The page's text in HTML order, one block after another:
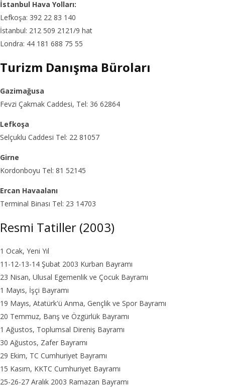
İstanbul Hava Yolları:
Lefkoşa: 392 22 83 140
İstanbul: 212 509 2121/9 hat
Londra: 44 181 688 75 55
Turizm Danışma Büroları
Gazimağusa
Fevzi Çakmak Caddesi, Tel: 36 62864
Lefkoşa
Selçuklu Caddesi Tel: 22 81057
Girne
Kordonboyu Tel: 81 52145
Ercan Havaalanı
Terminal Binası Tel: 23 14703
Resmi Tatiller (2003)
1 Ocak, Yeni Yıl
11-12-13-14 Şubat 2003 Kurban Bayramı
23 Nisan, Ulusal Egemenlik ve Çocuk Bayramı
1 Mayıs, İşçi Bayramı
19 Mayıs, Atatürk'ü Anma, Gençlik ve Spor Bayramı
20 Temmuz, Barış ve Özgürlük Bayramı
1 Ağustos, Toplumsal Direniş Bayramı
30 Ağustos, Zafer Bayramı
29 Ekim, TC Cumhuriyet Bayramı
15 Kasım, KKTC Cumhuriyet Bayramı
25-26-27 Aralık 2003 Ramazan Bayramı